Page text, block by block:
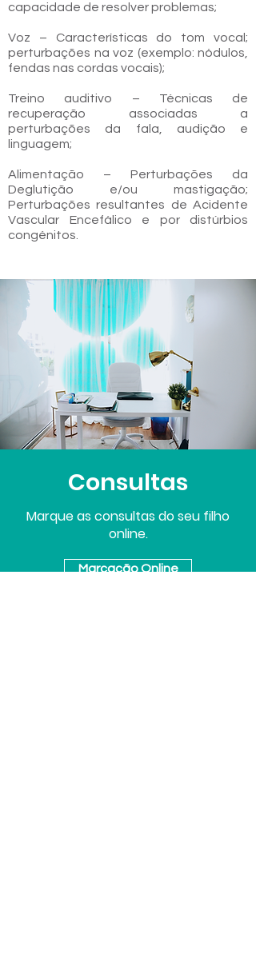
capacidade de resolver problemas;
Voz – Características do tom vocal;
perturbações na voz (exemplo: nódulos,
fendas nas cordas vocais);
Treino auditivo – Técnicas de
recuperação associadas a
perturbações da fala, audição e
linguagem;
Alimentação – Perturbações da
Deglutição e/ou mastigação;
Perturbações resultantes de Acidente
Vascular Encefálico e por distúrbios
congénitos.
Consultas
Marque as consultas do seu filho
online.
Marcação Online